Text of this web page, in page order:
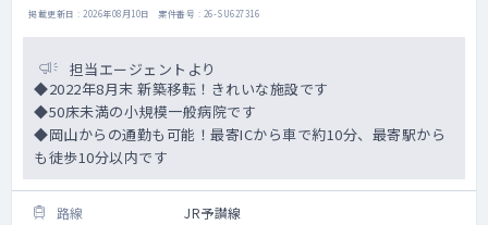
掲載更新日 : 2026年08月10日 案件番号 : 26-SU627316
担当エージェントより
◆2022年8月末 新築移転！きれいな施設です
◆50床未満の小規模一般病院です
◆岡山からの通勤も可能！最寄ICから車で約10分、最寄駅から
も徒歩10分以内です
路線 JR予讃線